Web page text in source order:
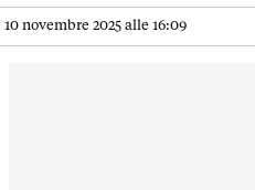
10 novembre 2025 alle 16:09